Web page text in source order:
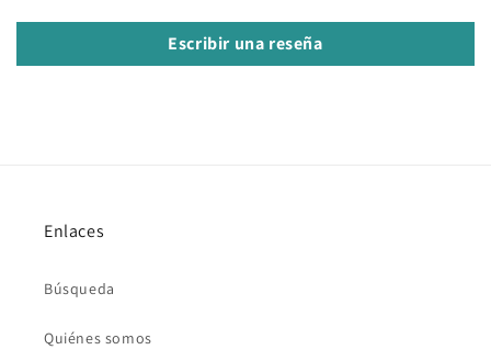
Escribir una reseña
Enlaces
Búsqueda
Quiénes somos